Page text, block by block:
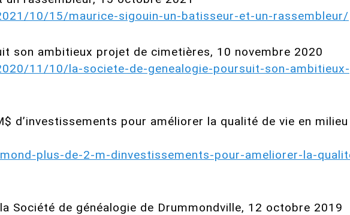
10/15/maurice-sigouin-un-batisseur-et-un-rassembleur/
son ambitieux projet de cimetières, 10 novembre 2020
11/10/la-societe-de-genealogie-poursuit-son-
d’investissements pour améliorer la qualité de vie en
plus-de-2-m-dinvestissements-pour-ameliorer-la-
Société de généalogie de Drummondville, 12 octobre 2019